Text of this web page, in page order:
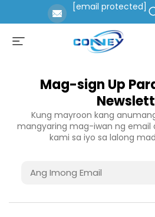
[email protected]
Mag-sign Up
Kung mayroon kang
mangyaring mag-iwan ng email
kami sa iyo sa lalong